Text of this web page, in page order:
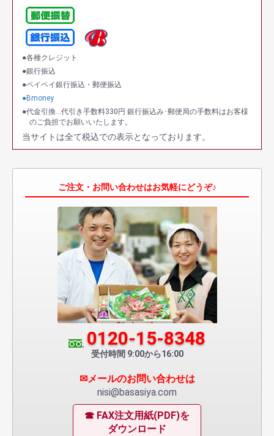
●各種クレジット
●銀行振込
●ペイペイ銀行振込・郵便振込
●Bmoney
●代金引換…代引き手数料330円 銀行振込み･郵便局の手数料はお客様
のご負担でお願いいたします。
当サイトは全て税込での表示となっております。
ご注文・お問い合わせはお気軽にどうぞ♪
0120-15-8348
受付時間 9:00から16:00
✉メールのお問い合わせは
nisi@basasiya.com
☎ FAX注文用紙(PDF)を
ダウンロード